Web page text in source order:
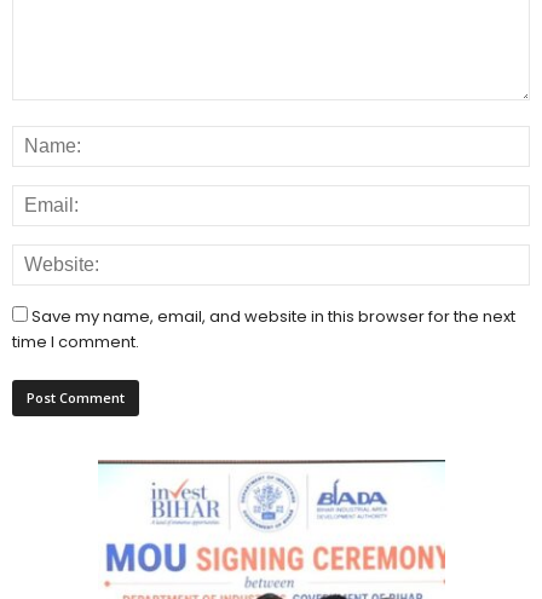
Save my name, email, and website in this browser for the next
time I comment.